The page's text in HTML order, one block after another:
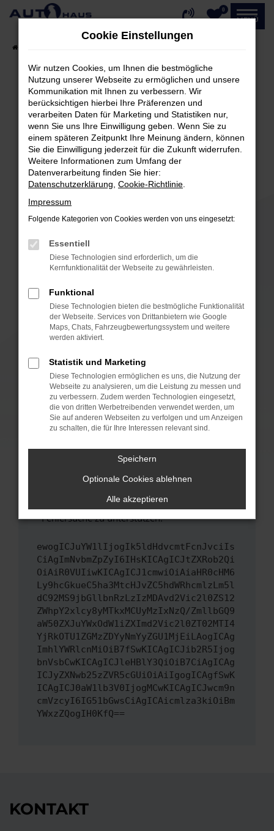
Zum
0
MENÜ
Fehler: Network Error
Beim Laden ist ein Fehler aufgetreten.
Hier sind ein paar Tipps, die dir helfen können:
Überprüfe deine Firewall und deine
Internetverbindung.
Laden andere Webseiten, zum Beispiel deine
Suchmaschine?
Prüfe deine Browsererweiterungen.
können das Laden bestimmter Seiten
verhindern. Funktioniert die Seite in einem
anderen Browser oder in einem privaten
Fenster?
Starte dein Gerät neu.
Das kann manchmal helfen, vorübergehende
Probleme zu beheben.
Betriebssystem auf dem neuesten Stand
sind.
Veraltete Software birgt nicht nur ein
Sicherheitsrisiko, sondern kann auch dazu
führen, dass bestimmte Funktionen nicht mehr
unterstützt werden.
Wende dich an den Webseitenbetreiber.
Wenn du alle oben genannten Schritte versucht
hast, kontaktiere uns bitte. Wir werden
uns diesen Text schicken, um uns bei der
Fehlersuche zu unterstützen:
ewogICJuYW1lIjogIk5ldHdvcmtFcnJvciIs
CiAgImNvbmZpZyI6IHsKICAgICJtZXRob2Qi
OiAiR0VUIiwKICAgICJ1cmwiOiAiaHR0cHM6
Ly9hcGkueC5ha3MtcHJvZC5hdWRhcmlzLm5l
dC92MS9jbGllbnRzLzIzMDAvd2Vic2l0ZS12
ZWhpY2xlcy8yMTkxMCUyMzIxNzQ/ZmllbGQ9
aW50ZXJuYWxOdW1iZXImd2Vic2l0ZT02MTI4
YjRkOTU1ZGMzZDYyNmYyZGU1MjEiLAogICAg
ImhlYWRlcnMiOiB7fSwKICAgICJib2R5Ijog
bnVsbCwKICAgICJleHBlY3QiOiB7CiAgICAg
ICJyZXNwb25zZVR5cGUiOiAiIgogICAgfSwK
ICAgICJ0aW1lb3V0IjogMCwKICAgICJwcm9n
cmVzcyI6IG51bGwsCiAgICAicmlza3kiOiBm
YWxzZQogIH0KfQ==
KONTAKT
Cookie Einstellungen
Wir nutzen Cookies, um Ihnen die bestmögliche
Nutzung unserer Webseite zu ermöglichen und unsere
Kommunikation mit Ihnen zu verbessern. Wir
berücksichtigen hierbei Ihre Präferenzen und
verarbeiten Daten für Marketing und Statistiken nur,
wenn Sie uns Ihre Einwilligung geben. Wenn Sie zu
einem späteren Zeitpunkt Ihre Meinung ändern, können
Sie die Einwilligung jederzeit für die Zukunft widerrufen.
Weitere Informationen zum Umfang der
Datenverarbeitung finden Sie hier:
Datenschutzerklärung Cookie-Richtlinie
Impressum
Folgende Kategorien von Cookies werden von uns eingesetzt:
Essentiell
Diese Technologien sind erforderlich, um die
Kernfunktionalität der Webseite zu gewährleisten.
Funktional
Diese Technologien bieten die bestmögliche Funktionalität
der Webseite. Services von Drittanbietern wie Google
Maps, Chats, Fahrzeugbewertungssystem und weitere
werden aktiviert.
Statistik und Marketing
Diese Technologien ermöglichen es uns, die Nutzung der
Webseite zu analysieren, um die Leistung zu messen und
zu verbessern. Zudem werden Technologien eingesetzt,
die von dritten Werbetreibenden verwendet werden, um
Sie auf anderen Webseiten zu verfolgen und um Anzeigen
zu schalten, die für Ihre Interessen relevant sind.
Speichern
Optionale Cookies ablehnen
Alle akzeptieren